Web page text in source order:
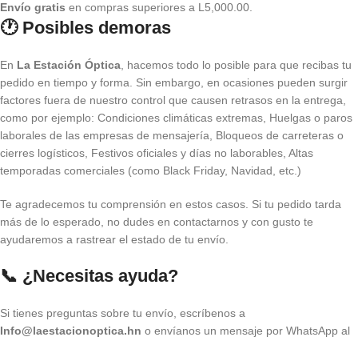
Envío gratis en compras superiores a L5,000.00.
🕐 Posibles demoras
En La Estación Óptica , hacemos todo lo posible para que recibas tu
pedido en tiempo y forma. Sin embargo, en ocasiones pueden surgir
factores fuera de nuestro control que causen retrasos en la entrega,
como por ejemplo: Condiciones climáticas extremas, Huelgas o paros
laborales de las empresas de mensajería, Bloqueos de carreteras o
cierres logísticos, Festivos oficiales y días no laborables, Altas
temporadas comerciales (como Black Friday, Navidad, etc.)
Te agradecemos tu comprensión en estos casos. Si tu pedido tarda
más de lo esperado, no dudes en contactarnos y con gusto te
ayudaremos a rastrear el estado de tu envío.
📞 ¿Necesitas ayuda?
Si tienes preguntas sobre tu envío, escríbenos a
Info@laestacionoptica.hn o envíanos un mensaje por WhatsApp al